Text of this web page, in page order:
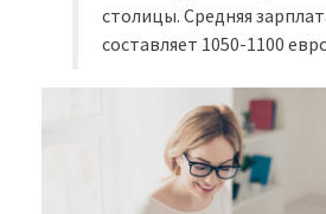
столицы. Средняя
составляет 1050-1100